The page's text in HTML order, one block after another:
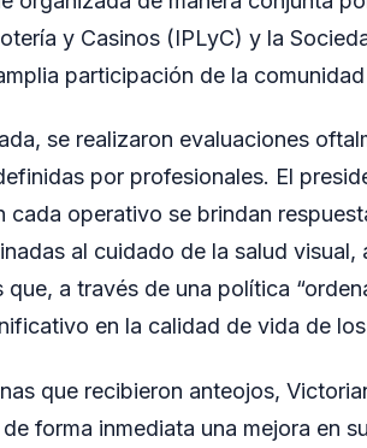
y Casinos (IPLyC) y la
participación de la
se realizaron evaluaciones
por profesionales. El
cada operativo se brindan
al cuidado de la salud visual,
que, a través de una política
en la calidad de vida de
que recibieron anteojos,
forma inmediata una mejora en